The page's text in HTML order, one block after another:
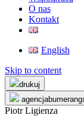
O nas
Kontakt
English
Skip to content
drukuj
Piotr Ligienza